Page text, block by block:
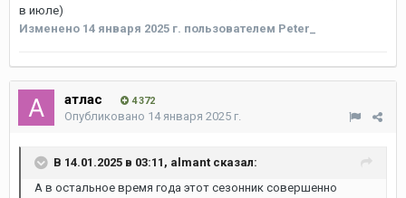
в июле)
Изменено 14 января 2025 г. пользователем Peter_
атлас 4 372
Опубликовано 14 января 2025 г.
В 14.01.2025 в 03:11, almant сказал:
А в остальное время года этот сезонник совершенно